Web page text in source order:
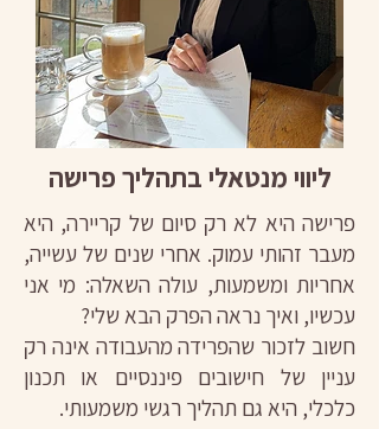
ליווי מנטאלי בתהליך פרישה
פרישה היא לא רק סיום של קריירה, היא
מעבר זהותי עמוק. אחרי שנים של עשייה,
אחריות ומשמעות, עולה השאלה: מי אני
עכשיו, ואיך נראה הפרק הבא שלי?
חשוב לזכור שהפרידה מהעבודה אינה רק
עניין של חישובים פיננסיים או תכנון
כלכלי, היא גם תהליך רגשי משמעותי.